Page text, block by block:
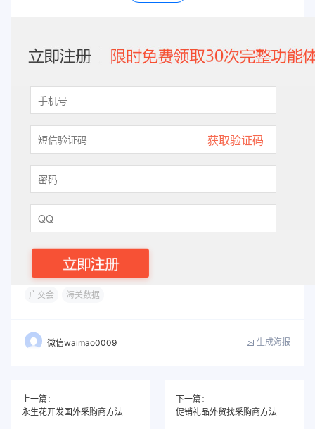
广交会 海关数据
微信waimao0009 生成海报
上一篇：
永生花开发国外采购商方法
下一篇：
促销礼品外贸找采购商方法